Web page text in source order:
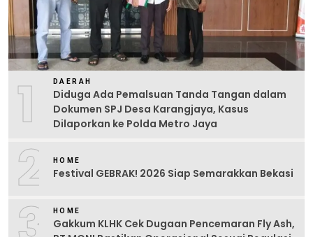
1 DAERAH
Diduga Ada Pemalsuan Tanda Tangan dalam
Dokumen SPJ Desa Karangjaya, Kasus
Dilaporkan ke Polda Metro Jaya
2 HOME
Festival GEBRAK! 2026 Siap Semarakkan Bekasi
HOME
Gakkum KLHK Cek Dugaan Pencemaran Fly Ash,